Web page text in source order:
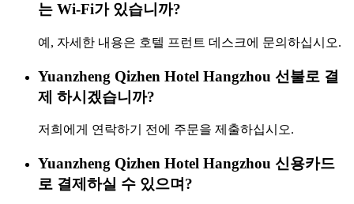
는 Wi-Fi가 있습니까?
예, 자세한 내용은 호텔 프런트 데스크에 문의하십시오.
Yuanzheng Qizhen Hotel Hangzhou 선불로 결
제 하시겠습니까?
저희에게 연락하기 전에 주문을 제출하십시오.
Yuanzheng Qizhen Hotel Hangzhou 신용카드
로 결제하실 수 있으며?